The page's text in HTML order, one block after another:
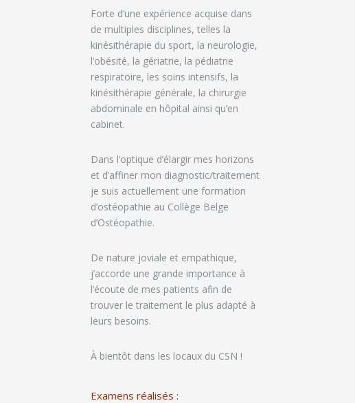
Forte d’une expérience acquise dans
de multiples disciplines, telles la
kinésithérapie du sport, la neurologie,
l’obésité, la gériatrie, la pédiatrie
respiratoire, les soins intensifs, la
kinésithérapie générale, la chirurgie
abdominale en hôpital ainsi qu’en
cabinet.
Dans l’optique d’élargir mes horizons
et d’affiner mon diagnostic/traitement
je suis actuellement une formation
d’ostéopathie au Collège Belge
d’Ostéopathie.
De nature joviale et empathique,
j’accorde une grande importance à
l’écoute de mes patients afin de
trouver le traitement le plus adapté à
leurs besoins.
À bientôt dans les locaux du CSN !
Examens réalisés :